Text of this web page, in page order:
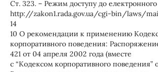
Ст. 323. – Режим доступу до електронного
http://zakon1.rada.gov.ua/cgi-bin/laws/
14
10 О рекомендации к применению
корпоративного поведения:
421 от 04 апреля 2002 года (вместе
с “Кодексом корпоративного поведения”